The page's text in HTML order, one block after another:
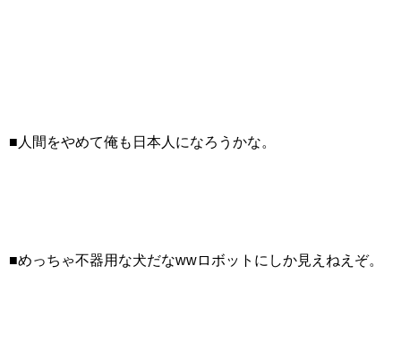
■人間をやめて俺も日本人になろうかな。
■めっちゃ不器用な犬だなwwロボットにしか見えねえぞ。